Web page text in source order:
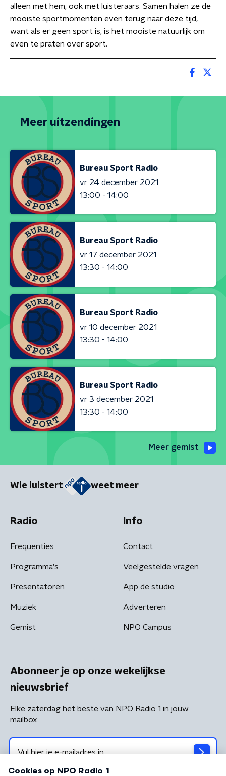
alleen met hem, ook met luisteraars. Samen halen ze de
mooiste sportmomenten even terug naar deze tijd,
want als er geen sport is, is het mooiste natuurlijk om
even te praten over sport.
Meer uitzendingen
Bureau Sport Radio
vr 24 december 2021
13:00 - 14:00
Bureau Sport Radio
vr 17 december 2021
13:30 - 14:00
Bureau Sport Radio
vr 10 december 2021
13:30 - 14:00
Bureau Sport Radio
vr 3 december 2021
13:30 - 14:00
Meer gemist
Wie luistert weet meer
Radio
Frequenties
Programma's
Presentatoren
Muziek
Gemist
Info
Contact
Veelgestelde vragen
App de studio
Adverteren
NPO Campus
Abonneer je op onze wekelijkse
nieuwsbrief
Elke zaterdag het beste van NPO Radio 1 in jouw
mailbox